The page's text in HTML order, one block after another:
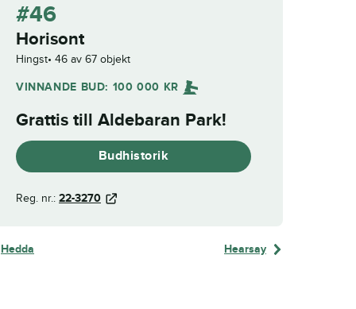
#46
Horisont
Hingst 46 av 67 objekt
VINNANDE BUD: 100 000 KR
Grattis till Aldebaran Park!
Budhistorik
Reg. nr.: 22-3270
Hedda Hearsay